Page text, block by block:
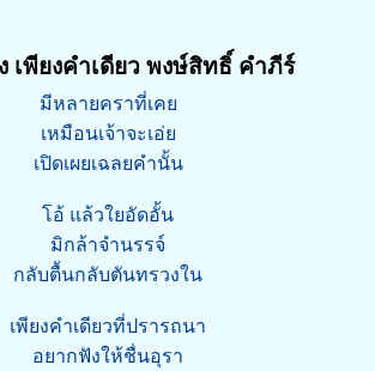
เพียงคำเดียว พงษ์สิทธิ์ คำภีร์
มีหลายคราที่เคย
เหมือนเจ้าจะเอ่ย
เปิดเผยเฉลยคำนั้น
โอ้ แล้วใยอัดอั้น
มิกล้าจำนรรจ์
กลับตื้นกลับตันทรวงใน
เพียงคำเดียวที่ปรารถนา
อยากฟังให้ชื่นอุรา